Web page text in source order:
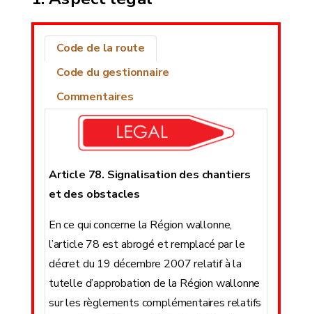
Code de la route
Code du gestionnaire
Commentaires
Article 78. Signalisation des chantiers
et des obstacles
En ce qui concerne la Région wallonne,
l’article 78 est abrogé et remplacé par le
décret du 19 décembre 2007 relatif à la
tutelle d’approbation de la Région wallonne
sur les règlements complémentaires relatifs